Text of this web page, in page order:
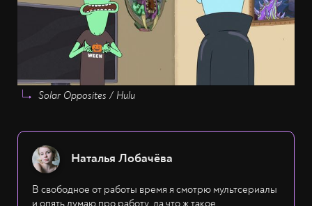
Solar Opposites / Hulu
Наталья Лобачёва
В свободное от работы время я смотрю мультсериалы